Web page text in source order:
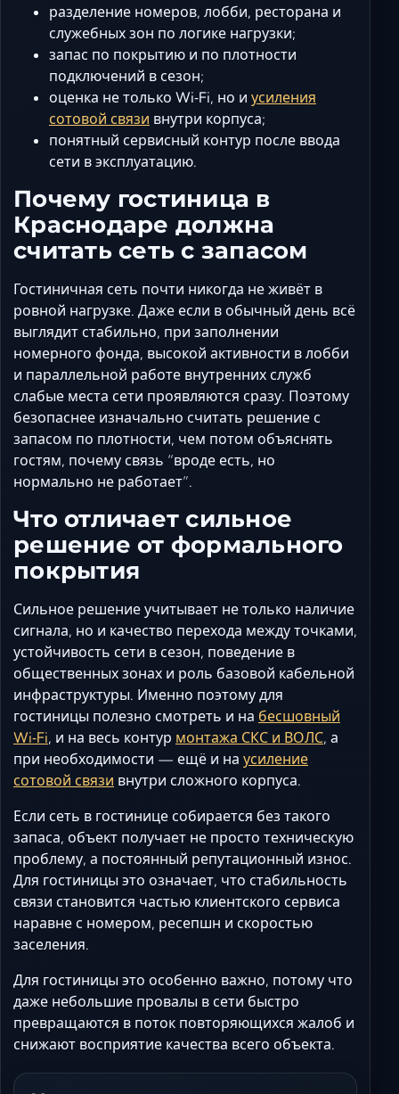
разделение номеров, лобби, ресторана и
служебных зон по логике нагрузки;
запас по покрытию и по плотности
подключений в сезон;
оценка не только Wi‑Fi, но и усиления
сотовой связи внутри корпуса;
понятный сервисный контур после ввода
сети в эксплуатацию.
Почему гостиница в
Краснодаре должна
считать сеть с запасом
Гостиничная сеть почти никогда не живёт в
ровной нагрузке. Даже если в обычный день всё
выглядит стабильно, при заполнении
номерного фонда, высокой активности в лобби
и параллельной работе внутренних служб
слабые места сети проявляются сразу. Поэтому
безопаснее изначально считать решение с
запасом по плотности, чем потом объяснять
гостям, почему связь “вроде есть, но
нормально не работает”.
Что отличает сильное
решение от формального
покрытия
Сильное решение учитывает не только наличие
сигнала, но и качество перехода между точками,
устойчивость сети в сезон, поведение в
общественных зонах и роль базовой кабельной
инфраструктуры. Именно поэтому для
гостиницы полезно смотреть и на бесшовный
Wi‑Fi, и на весь контур монтажа СКС и ВОЛС, а
при необходимости — ещё и на усиление
сотовой связи внутри сложного корпуса.
Если сеть в гостинице собирается без такого
запаса, объект получает не просто техническую
проблему, а постоянный репутационный износ.
Для гостиницы это означает, что стабильность
связи становится частью клиентского сервиса
наравне с номером, ресепшн и скоростью
заселения.
Для гостиницы это особенно важно, потому что
даже небольшие провалы в сети быстро
превращаются в поток повторяющихся жалоб и
снижают восприятие качества всего объекта.